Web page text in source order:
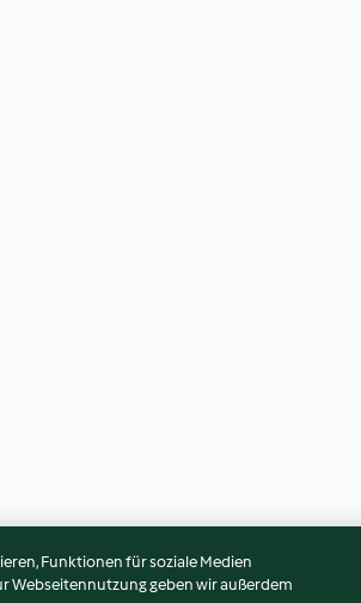
Funktionen für soziale Medien
Webseitennutzung geben wir außerdem